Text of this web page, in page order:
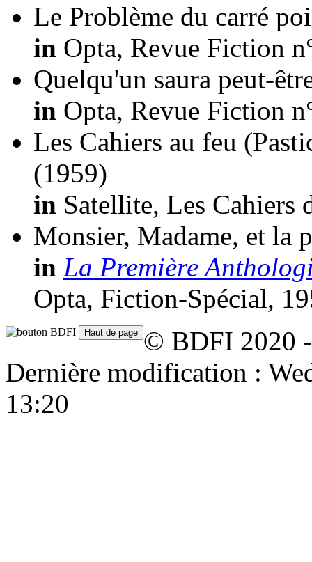
Le Problème du carré
in Opta, Revue Fiction
Quelqu'un saura peut-
in Opta, Revue Fiction
Les Cahiers au feu
(1959)
in Satellite, Les Cahiers
Monsier, Madame, et la
in La Première
Opta, Fiction-Spécial,
© BDFI 2020
Dernière modification :
13:20